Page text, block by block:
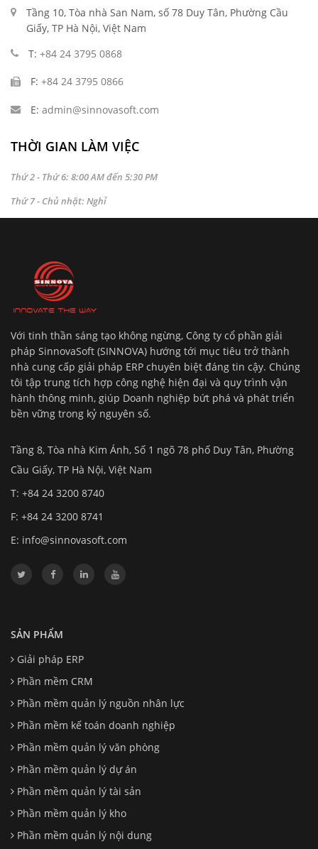
Tầng 10, Tòa nhà San Nam, số 78 Duy Tân, Phường Cầu
Giấy, TP Hà Nội, Việt Nam
T: +84 24 3795 0868
F: +84 24 3795 0866
E: admin@sinnovasoft.com
THỜI GIAN LÀM VIỆC
Thứ 2 - Thứ 6: 8:00 AM đến 5:30 PM
Thứ 7 - Chủ nhật: Nghỉ
Với tinh thần sáng tạo không ngừng, Công ty cổ phần giải
pháp SinnovaSoft (SINNOVA) hướng tới mục tiêu trở thành
nhà cung cấp giải pháp ERP chuyên biệt đáng tin cậy. Chúng
tôi tập trung tích hợp công nghệ hiện đại và quy trình vận
hành thông minh, giúp Doanh nghiệp bứt phá và phát triển
bền vững trong kỷ nguyên số.
Tầng 8, Tòa nhà Kim Ánh, Số 1 ngõ 78 phố Duy Tân, Phường
Cầu Giấy, TP Hà Nội, Việt Nam
T: +84 24 3200 8740
F: +84 24 3200 8741
E: info@sinnovasoft.com
SẢN PHẨM
Giải pháp ERP
Phần mềm CRM
Phần mềm quản lý nguồn nhân lực
Phần mềm kế toán doanh nghiệp
Phần mềm quản lý văn phòng
Phần mềm quản lý dự án
Phần mềm quản lý tài sản
Phần mềm quản lý kho
Phần mềm quản lý nội dung